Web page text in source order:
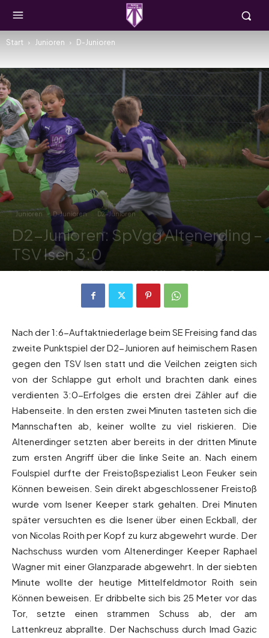
Start Junioren D-Junioren
Junioren D-Junioren D2-Junioren
D2-Junioren: SpVgg Altenerding –
TSV Isen 3:0
Von Andreas Heilmaier - 16. September 2021 1061 0
Nach der 1:6-Auftaktniederlage beim SE Freising fand das
zweite Punktspiel der D2-Junioren auf heimischem Rasen
gegen den TSV Isen statt und die Veilchen zeigten sich
von der Schlappe gut erholt und brachten dank eines
verdienten 3:0-Erfolges die ersten drei Zähler auf die
Habenseite. In den ersten zwei Minuten tasteten sich die
Mannschaften ab, keiner wollte zu viel riskieren. Die
Altenerdinger setzten aber bereits in der dritten Minute
zum ersten Angriff über die linke Seite an. Nach einem
Foulspiel durfte der Freistoßspezialist Leon Feuker sein
Können beweisen. Sein direkt abgeschlossener Freistoß
wurde vom Isener Keeper stark gehalten. Drei Minuten
später versuchten es die Isener über einen Eckball, der
von Nicolas Roith per Kopf zu kurz abgewehrt wurde. Der
Nachschuss wurden vom Altenerdinger Keeper Raphael
Wagner mit einer Glanzparade abgewehrt. In der siebten
Minute wollte der heutige Mittelfeldmotor Roith sein
Können beweisen. Er dribbelte sich bis 25 Meter vor das
Tor, setzte einen strammen Schuss ab, der am
Lattenkreuz abprallte. Der Nachschuss durch Imad Gazic